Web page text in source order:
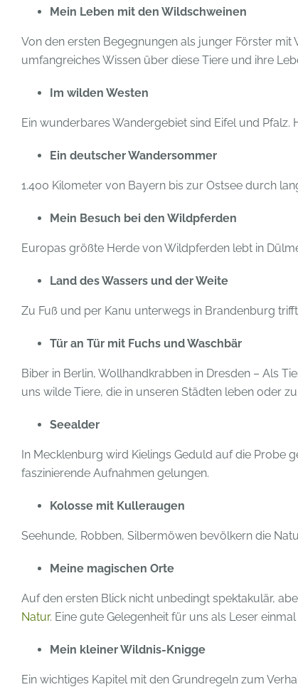
Mein Leben mit den Wildschweinen
Von den ersten Begegnungen als junger Förster
umfangreiches Wissen über diese Tiere und ihre
Im wilden Westen
Ein wunderbares Wandergebiet sind Eifel und
Ein deutscher Wandersommer
1.400 Kilometer von Bayern bis zur Ostsee durch
Mein Besuch bei den Wildpferden
Europas größte Herde von Wildpferden lebt in
Land des Wassers und der Weite
Zu Fuß und per Kanu unterwegs in Brandenburg
Tür an Tür mit Fuchs und Waschbär
Biber in Berlin, Wollhandkrabben in Dresden – Als
uns wilde Tiere, die in unseren Städten leben oder
Seealder
In Mecklenburg wird Kielings Geduld auf die Probe
faszinierende Aufnahmen gelungen.
Kolosse mit Kulleraugen
Seehunde, Robben, Silbermöwen bevölkern die
Meine magischen Orte
Auf den ersten Blick nicht unbedingt spektakulär,
Natur. Eine gute Gelegenheit für uns als Leser
Mein kleiner Wildnis-Knigge
Ein wichtiges Kapitel mit den Grundregeln zum